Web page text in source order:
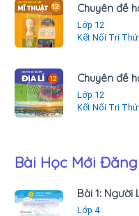
Chuyên đề
Lớp 12
Kết Nối Tri
Chuyên đề
Lớp 12
Kết Nối Tri
Bài Học Mới Đăng
Bài 1:
Lớp 4